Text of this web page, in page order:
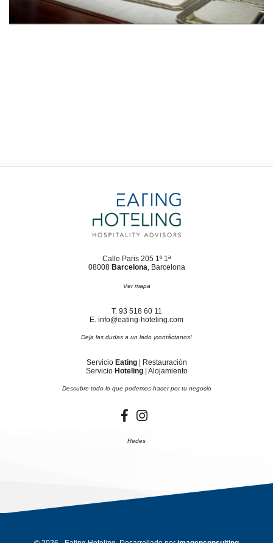
Calle Paris 205 1º 1ª
08008 Barcelona, Barcelona
Ver mapa
T. 93 518 60 11
E. info@eating-hoteling.com
Deja las dudas a un lado ¡contáctanos!
Servicio Eating| Restauración
Servicio Hoteling| Alojamiento
Descubre todo lo que podemos hacer por tu negocio
Redes